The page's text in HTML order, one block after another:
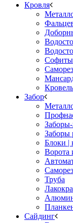
Кровля
Софиты
Забор
Заборы
Блоки |
Ворота
Труба
Сайдинг